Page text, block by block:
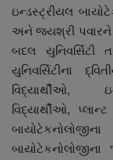
ઇન્ડસ્ટ્રીયલ
અને જયશ્રી પવારને
બદલ
યુનિવર્સિટીના
વિદ્યાર્થીઓ,
વિદ્યાર્થીઓ,